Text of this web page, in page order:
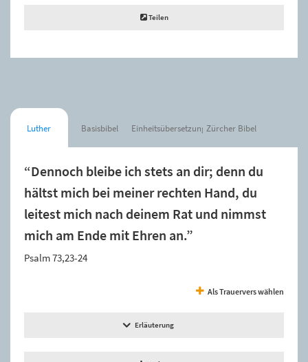
Teilen
Luther Basisbibel Einheitsübersetzung Zürcher Bibel
“Dennoch bleibe ich stets an dir; denn du
hältst mich bei meiner rechten Hand, du
leitest mich nach deinem Rat und nimmst
mich am Ende mit Ehren an.”
Psalm 73,23-24
Als Trauervers wählen
Erläuterung